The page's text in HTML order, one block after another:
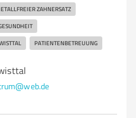
ZAHNERSATZ
PATIENTENBETREUUNG